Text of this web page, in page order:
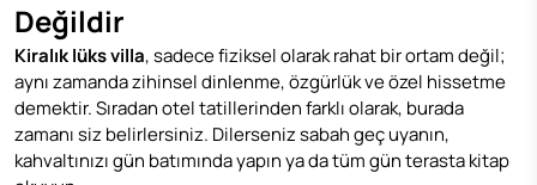
Değildir
Kiralık lüks villa, sadece fiziksel olarak rahat bir ortam değil;
aynı zamanda zihinsel dinlenme, özgürlük ve özel hissetme
demektir. Sıradan otel tatillerinden farklı olarak, burada
zamanı siz belirlersiniz. Dilerseniz sabah geç uyanın,
kahvaltınızı gün batımında yapın ya da tüm gün terasta kitap